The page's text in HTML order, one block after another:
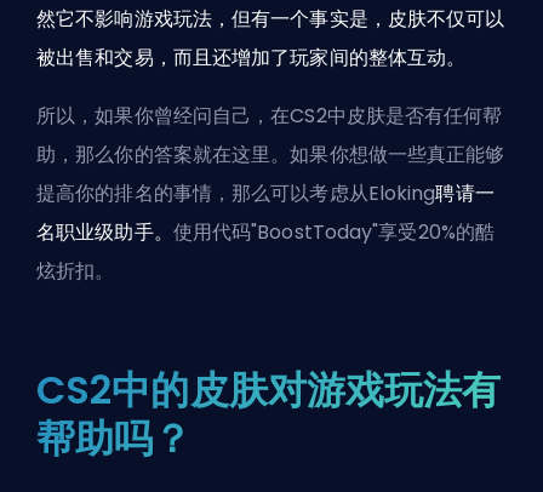
然它不影响游戏玩法，但有一个事实是，皮肤不仅可以
被出售和交易，而且还增加了玩家间的整体互动。
所以，如果你曾经问自己，在CS2中皮肤是否有任何帮
助，那么你的答案就在这里。如果你想做一些真正能够
提高你的排名的事情，那么可以考虑从Eloking聘请一
名职业级助手。 使用代码"BoostToday"享受20%的酷
炫折扣。
CS2中的皮肤对游戏玩法有
帮助吗？